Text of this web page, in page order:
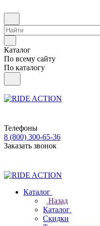
Каталог
По всему сайту
По каталогу
Телефоны
8 (800) 300-65-36
Заказать звонок
Каталог
Назад
Каталог
Скидки